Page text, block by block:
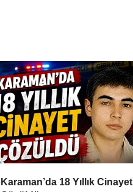
Karaman’da 18 Yıllık Cinayet